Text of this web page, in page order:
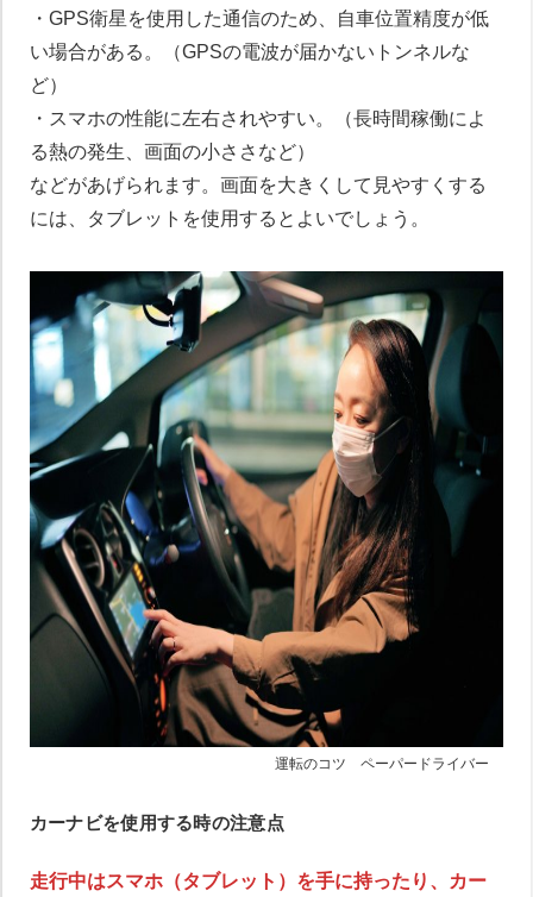
・GPS衛星を使用した通信のため、自車位置精度が低
い場合がある。（GPSの電波が届かないトンネルな
ど）
・スマホの性能に左右されやすい。（長時間稼働によ
る熱の発生、画面の小ささなど）
などがあげられます。画面を大きくして見やすくする
には、タブレットを使用するとよいでしょう。
運転のコツ ペーパードライバー
カーナビを使用する時の注意点
走行中はスマホ（タブレット）を手に持ったり、カー